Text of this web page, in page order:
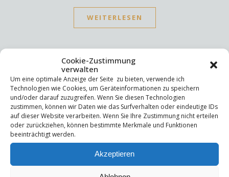
Cookie-Zustimmung
verwalten
Um eine optimale Anzeige der Seite zu bieten, verwende ich
Technologien wie Cookies, um Geräteinformationen zu speichern
und/oder darauf zuzugreifen. Wenn Sie diesen Technologien
zustimmen, können wir Daten wie das Surfverhalten oder eindeutige IDs
auf dieser Website verarbeiten. Wenn Sie Ihre Zustimmung nicht erteilen
oder zurückziehen, können bestimmte Merkmale und Funktionen
beeinträchtigt werden.
Akzeptieren
WEITERLESEN
Suchen
Suchen
Letzte Beiträge
Die Mentale Sicherheitsarchitektur